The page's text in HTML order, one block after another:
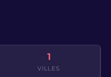
USD
MON ESPACE
1
VILLES